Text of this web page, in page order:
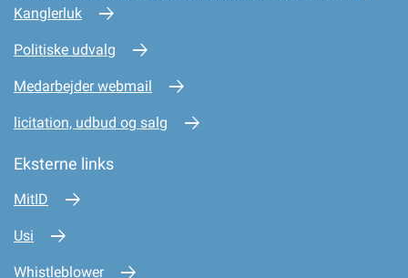
Kanglerluk
Politiske udvalg
Medarbejder webmail
licitation, udbud og salg
Eksterne links
MitID
Usi
Whistleblower